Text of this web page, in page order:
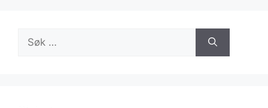
Søk
etter: